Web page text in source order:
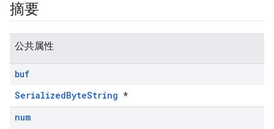
摘要
公共属性
buf
SerializedByteString *
num